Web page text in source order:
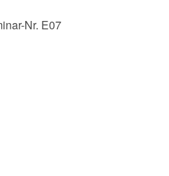
Nr. E07